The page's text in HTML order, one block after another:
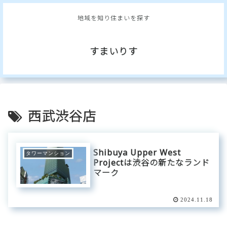
地域を知り住まいを探す
すまいりす
西武渋谷店
タワーマンション
Shibuya Upper West
Projectは渋谷の新たなランド
マーク
2024.11.18